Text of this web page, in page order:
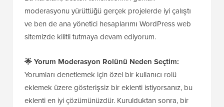
moderasyonu yürüttüğü gerçek projelerde iyi çalıştı
ve ben de ana yönetici hesaplarımı WordPress web
sitemizde kilitli tutmaya devam ediyorum.
🌟Yorum Moderasyon Rolünü Neden Seçtim:
Yorumları denetlemek için özel bir kullanıcı rolü
eklemek üzere gösterişsiz bir eklenti istiyorsanız, bu
eklenti en iyi çözümünüzdür. Kurulduktan sonra, bir